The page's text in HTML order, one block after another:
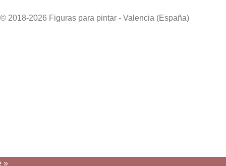
© 2018-2026 Figuras para pintar - Valencia (España)
»